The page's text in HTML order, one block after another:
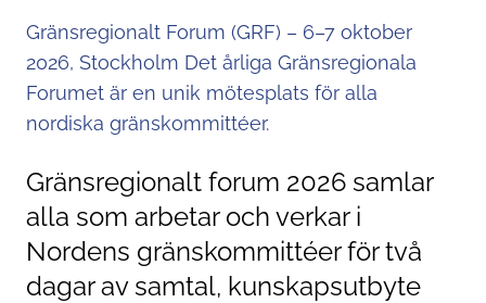
Gränsregionalt Forum (GRF) – 6–7 oktober
2026, Stockholm Det årliga Gränsregionala
Forumet är en unik mötesplats för alla
nordiska gränskommittéer.
Gränsregionalt forum 2026 samlar
alla som arbetar och verkar i
Nordens gränskommittéer för två
dagar av samtal, kunskapsutbyte